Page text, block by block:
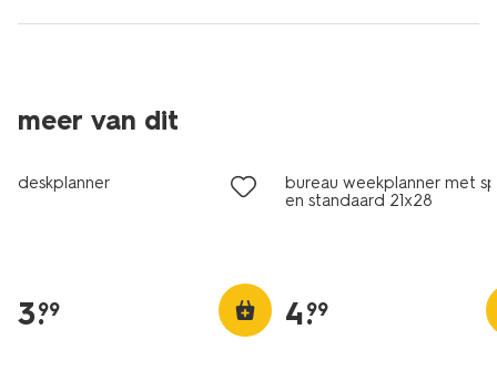
meer van dit
deskplanner
3.
99
bureau weekplanner met
en standaard 21x28
4.
99